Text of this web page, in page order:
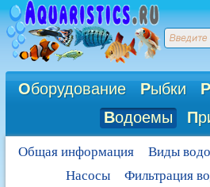
Оборудование Рыбки Р
Водоемы П
Общая информация Виды
Насосы
Фильтрация